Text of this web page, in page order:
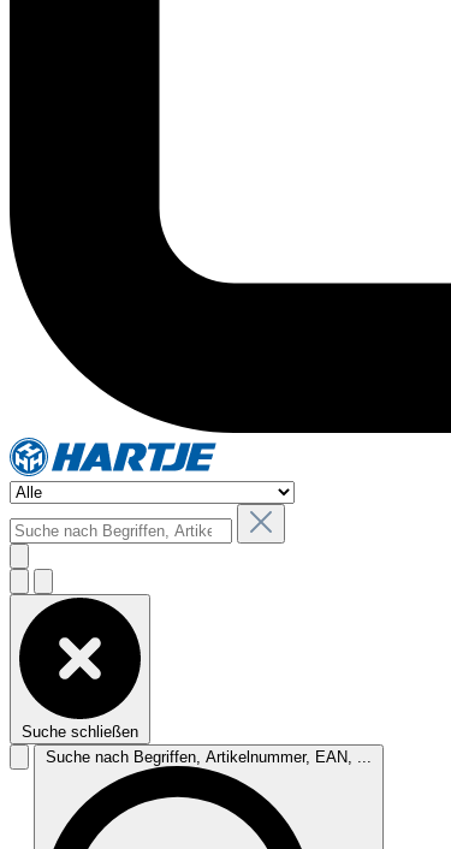
Suche schließen
Suche nach Begriffen, Artikelnummer, EAN, ...